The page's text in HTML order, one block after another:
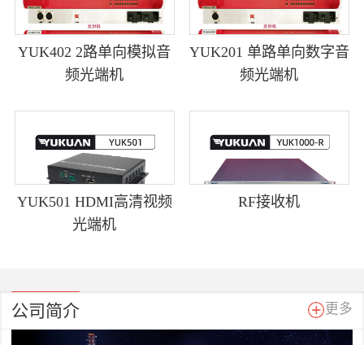
YUK402 2路单向模拟音
频光端机
YUK201 单路单向数字音
频光端机
YUK501 HDMI高清视频
光端机
RF接收机
公司简介 更多